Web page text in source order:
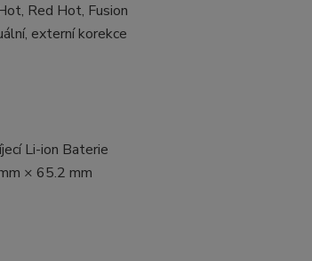
Red Hot, Fusion
externí korekce
Li-ion Baterie
× 65.2 mm